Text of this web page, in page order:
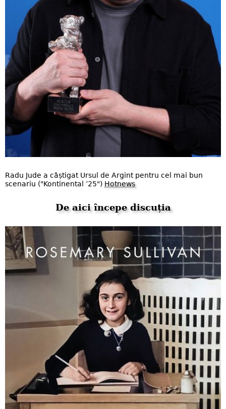
Radu Jude a câștigat Ursul de Argint pentru cel mai bun
scenariu ("Kontinental ’25") Hotnews
De aici începe discuția